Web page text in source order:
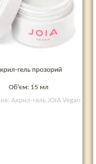
гель прозорий
Об'єм: 15 мл
Акрил-гель JOIA Vegan